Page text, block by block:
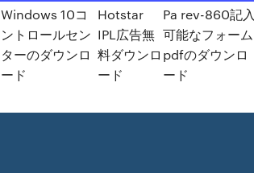
Windows 10コ
ントロールセン
ターのダウンロ
ード
Hotstar
IPL広告無
料ダウンロ
ード
Pa rev-860記入
可能なフォーム
pdfのダウンロ
ード